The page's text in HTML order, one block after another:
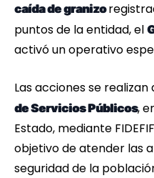
caída de granizo
puntos de la entidad, el
activó un operativo
Las acciones se
de Servicios Públicos,
Estado, mediante
objetivo de atender las
seguridad de la